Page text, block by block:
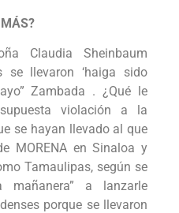
Claudia Sheinbaum
se llevaron ‘haiga sido
Zambada . ¿Qué le
violación a la
se hayan llevado al que
MORENA en Sinaloa y
Tamaulipas, según se
mañanera” a lanzarle
porque se llevaron